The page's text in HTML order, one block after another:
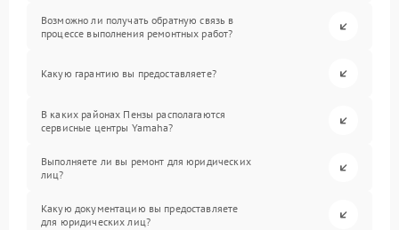
Возможно ли получать обратную связь в
процессе выполнения ремонтных работ?
Какую гарантию вы предоставляете?
В каких районах Пензы располагаются
сервисные центры Yamaha?
Выполняете ли вы ремонт для юридических
лиц?
Какую документацию вы предоставляете
для юридических лиц?